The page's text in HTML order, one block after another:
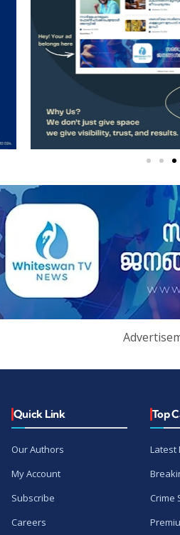
Quick Link
Our Authors
My Account
Subscribe
Careers
Top
Latest
Crime